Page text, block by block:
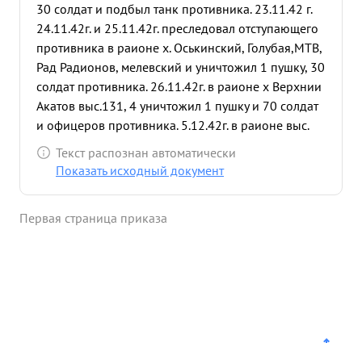
30 солдат и подбыл танк противника. 23.11.42 г.
24.11.42г. и 25.11.42г. преследовал отступающего
противника в раионе х. Оськинский, Голубая,МТВ,
Рад Радионов, мелевский и уничтожил 1 пушку, 30
солдат противника. 26.11.42г. в раионе х Верхнии
Акатов выс.131, 4 уничтожил 1 пушку и 70 солдат
и офицеров противника. 5.12.42г. в раионе выс.
115,1 - Бабуркин уничтожи танк, ПТО, 20 солдат
противника. Тов. Горбачев правильно использует
решительный, в совершенстве знающии свое
Текст распознан автоматически
Показать исходный документ
Первая страница приказа